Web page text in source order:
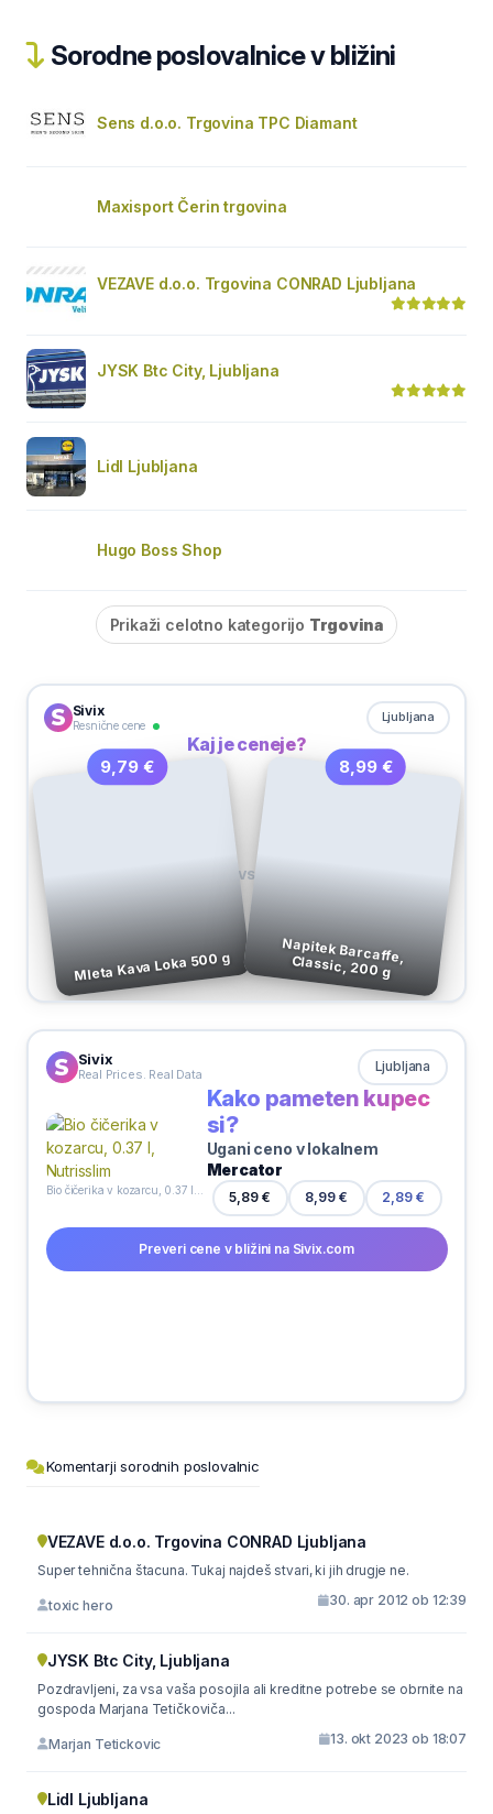
Sorodne poslovalnice v bližini
Sens d.o.o. Trgovina TPC Diamant
Maxisport Čerin trgovina
VEZAVE d.o.o. Trgovina CONRAD Ljubljana
JYSK Btc City, Ljubljana
Lidl Ljubljana
Hugo Boss Shop
Prikaži celotno kategorijo Trgovina
Sivix
Resnične cene
Ljubljana
Kaj je ceneje?
9,79 €
Mleta Kava Loka 500 g
VS
8,99 €
Napitek Barcaffe,
Classic, 200 g
Sivix
Real Prices. Real Data Ljubljana
Kako pameten kupec
si?
Ugani ceno v lokalnem
Mercator
5,89 € 8,99 € 2,89 €
Preveri cene v bližini na Sivix.com
Komentarji sorodnih poslovalnic
VEZAVE d.o.o. Trgovina CONRAD Ljubljana
Super tehnična štacuna. Tukaj najdeš stvari, ki jih drugje ne.
toxic hero 30. apr 2012 ob 12:39
JYSK Btc City, Ljubljana
Pozdravljeni, za vsa vaša posojila ali kreditne potrebe se obrnite na
gospoda Marjana Tetičkoviča...
Marjan Tetickovic 13. okt 2023 ob 18:07
Lidl Ljubljana